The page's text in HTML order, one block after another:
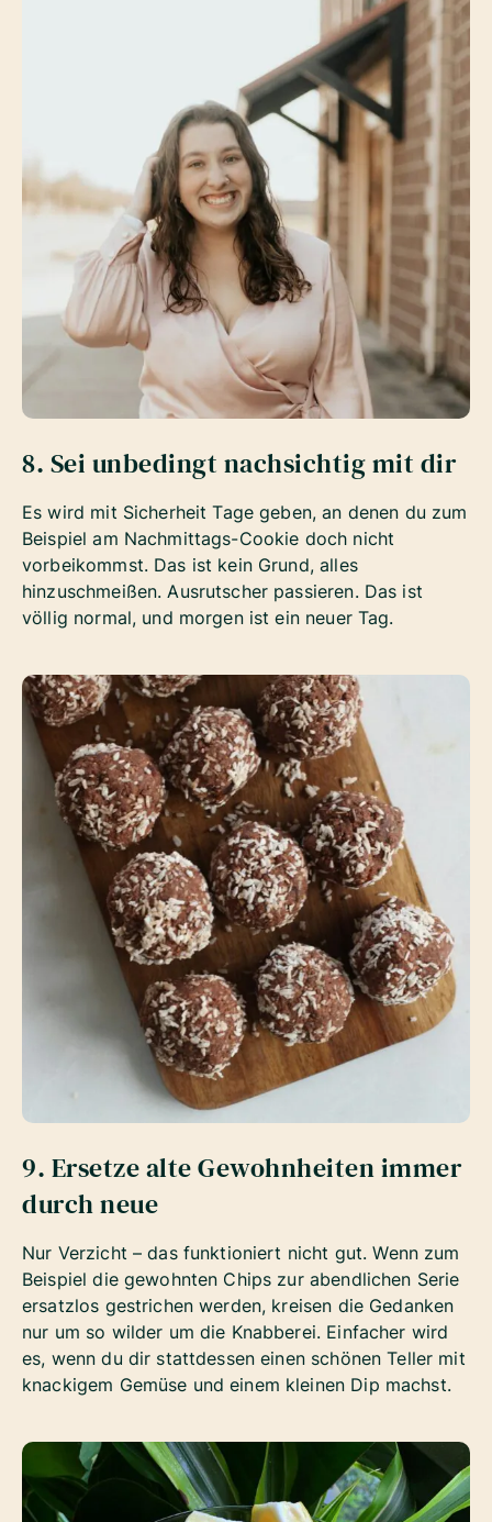
8. Sei unbedingt nachsichtig mit dir
Es wird mit Sicherheit Tage geben, an denen du zum
Beispiel am Nachmittags-Cookie doch nicht
vorbeikommst. Das ist kein Grund, alles
hinzuschmeißen. Ausrutscher passieren. Das ist
völlig normal, und morgen ist ein neuer Tag.
9. Ersetze alte Gewohnheiten immer
durch neue
Nur Verzicht – das funktioniert nicht gut. Wenn zum
Beispiel die gewohnten Chips zur abendlichen Serie
ersatzlos gestrichen werden, kreisen die Gedanken
nur um so wilder um die Knabberei. Einfacher wird
es, wenn du dir stattdessen einen schönen Teller mit
knackigem Gemüse und einem kleinen Dip machst.